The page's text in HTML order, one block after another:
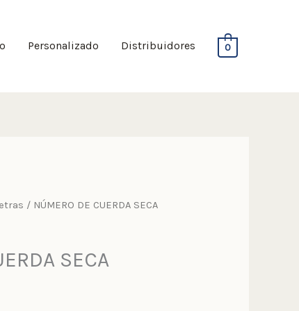
Personalizado Distribuidores 0
/ NÚMERO DE CUERDA SECA
SECA